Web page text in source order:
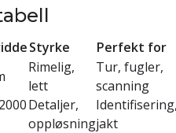
Styrke
Perfekt for
Rimelig,
lett
Tur, fugler,
scanning
Detaljer,
oppløsningjakt